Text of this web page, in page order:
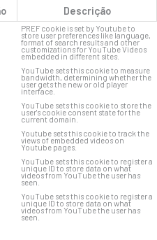
Descrição
PREF cookie is set by Youtube to
store user preferences like language,
format of search results and other
customizations for YouTube Videos
embedded in different sites.
YouTube sets this cookie to measure
bandwidth, determining whether the
user gets the new or old player
interface.
YouTube sets this cookie to store the
user's cookie consent state for the
current domain.
Youtube sets this cookie to track the
views of embedded videos on
Youtube pages.
YouTube sets this cookie to register a
unique ID to store data on what
videos from YouTube the user has
seen.
YouTube sets this cookie to register a
unique ID to store data on what
videos from YouTube the user has
seen.